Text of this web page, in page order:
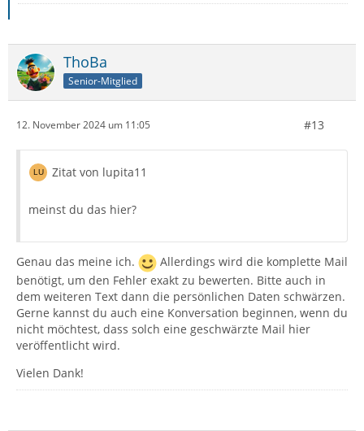
ThoBa
Senior-Mitglied
12. November 2024 um 11:05 #13
Zitat von lupita11
meinst du das hier?
Genau das meine ich.
Allerdings wird die komplette Mail
benötigt, um den Fehler exakt zu bewerten. Bitte auch in
dem weiteren Text dann die persönlichen Daten schwärzen.
Gerne kannst du auch eine Konversation beginnen, wenn du
nicht möchtest, dass solch eine geschwärzte Mail hier
veröffentlicht wird.
Vielen Dank!